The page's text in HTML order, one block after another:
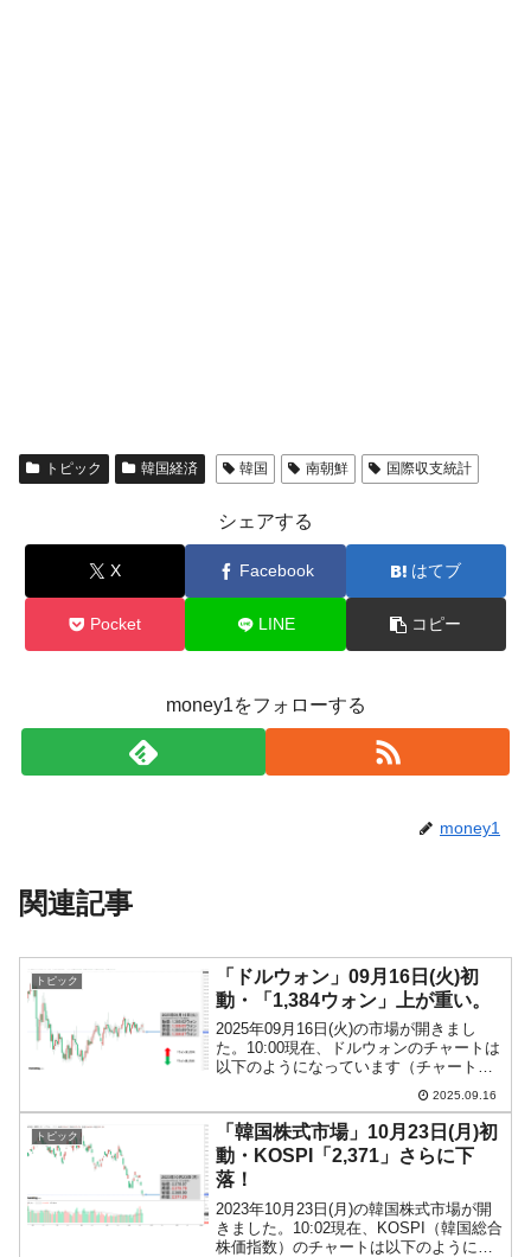
トピック 韓国経済 韓国 南朝鮮 国際収支統計
シェアする
X Facebook はてブ
Pocket LINE コピー
money1をフォローする
money1
関連記事
トピック
「ドルウォン」09月16日(火)初
動・「1,384ウォン」上が重い。
2025年09月16日(火)の市場が開きまし
た。10:00現在、ドルウォンのチャートは
以下のようになっています（チャートは
『Investing.com』より引用）。前日はロ
ーソク足の上が大きく削られました。現
在のところ「1ドル＝1,384ウ...
2025.09.16
トピック
「韓国株式市場」10月23日(月)初
動・KOSPI「2,371」さらに下
落！
2023年10月23日(月)の韓国株式市場が開
きました。10:02現在、KOSPI（韓国総合
株価指数）のチャートは以下のようにな